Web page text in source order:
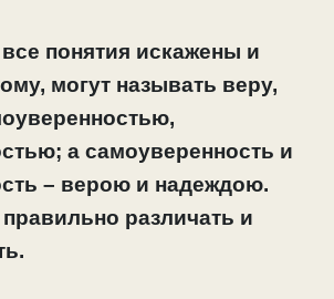
понятия искажены и
могут называть веру,
а самоуверенность и
– верою и надеждою.
различать и